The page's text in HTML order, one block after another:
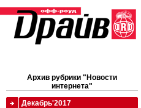
Архив рубрики "Новости
интернета"
Декабрь'2017